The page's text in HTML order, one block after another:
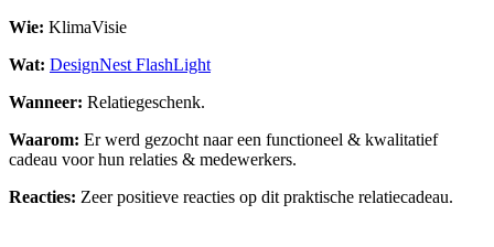
Wie: KlimaVisie
Wat: DesignNest FlashLight
Wanneer: Relatiegeschenk.
Waarom: Er werd gezocht naar een functioneel & kwalitatief
cadeau voor hun relaties & medewerkers.
Reacties: Zeer positieve reacties op dit praktische relatiecadeau.